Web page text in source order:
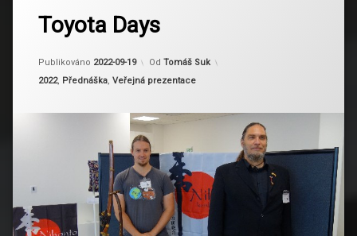
Toyota Days
Publikováno 2022-09-19
Aktualizováno
Od Tomáš Suk
Kategorie:
2022, Přednáška, Veřejná prezentace
Toyota